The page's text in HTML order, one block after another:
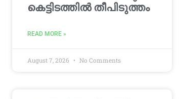
കെട്ടിടത്തിൽ തീപിടുത്തം
READ MORE »
August 7, 2026 No Comments